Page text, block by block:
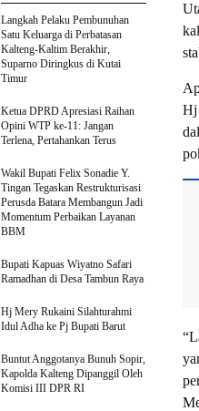
Hj
Langkah Pelaku Pembunuhan
Satu Keluarga di Perbatasan
Kalteng-Kaltim Berakhir,
Suparno Diringkus di Kutai
Timur
Ketua DPRD Apresiasi Raihan
Opini WTP ke-11: Jangan
Terlena, Pertahankan Terus
Wakil Bupati Felix Sonadie Y.
Tingan Tegaskan Restrukturisasi
Perusda Batara Membangun Jadi
Momentum Perbaikan Layanan
BBM
Bupati Kapuas Wiyatno Safari
Ramadhan di Desa Tambun Raya
Hj Mery Rukaini Silahturahmi
Idul Adha ke Pj Bupati Barut
Buntut Anggotanya Bunuh Sopir,
Kapolda Kalteng Dipanggil Oleh
Komisi III DPR RI